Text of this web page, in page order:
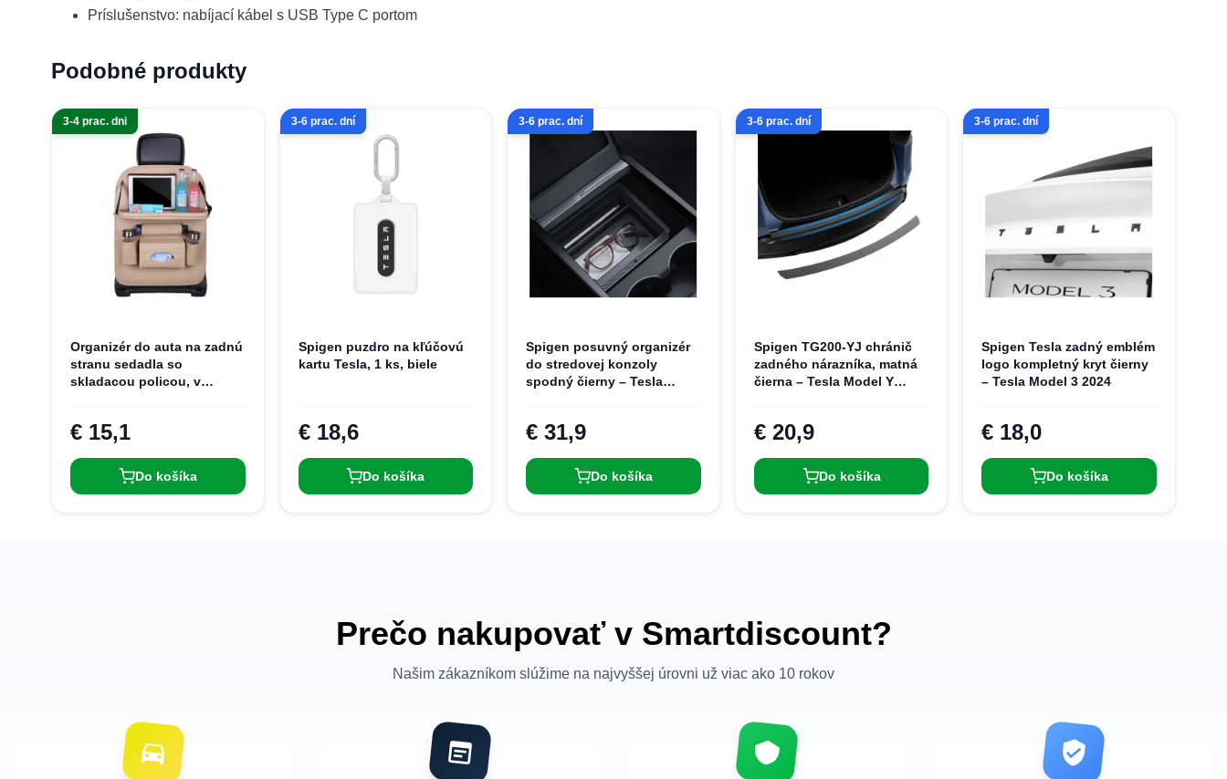
Príslušenstvo: nabíjací kábel s USB Type C portom
Podobné produkty
3-4 prac. dni
Organizér do auta na zadnú
stranu sedadla so
skladacou policou, v
€ 15,1
Do košíka
3-6 prac. dní
Spigen puzdro na kľúčovú
kartu Tesla, 1 ks, biele
€ 18,6
Do košíka
3-6 prac. dní
Spigen posuvný organizér
do stredovej konzoly
spodný čierny – Tesla
€ 31,9
Do košíka
3-6 prac. dní
Spigen TG200-YJ chránič
zadného nárazníka, matná
čierna – Tesla Model Y
€ 20,9
Do košíka
3-6 prac. dní
Spigen Tesla zadný emblém
logo kompletný kryt čierny
– Tesla Model 3 2024
€ 18,0
Do košíka
Prečo nakupovať v Smartdiscount?
Našim zákazníkom slúžime na najvyššej úrovni už viac ako 10 rokov